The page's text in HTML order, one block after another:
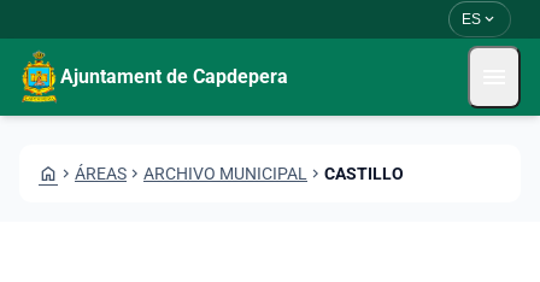
ES expand_more
Ajuntament de Capdepera
HOME CHEVRON_RIGHT ÁREAS CHEVRON_RIGHT ARCHIVO MUNICIPAL CHEVRON_RIGHT CASTILLO